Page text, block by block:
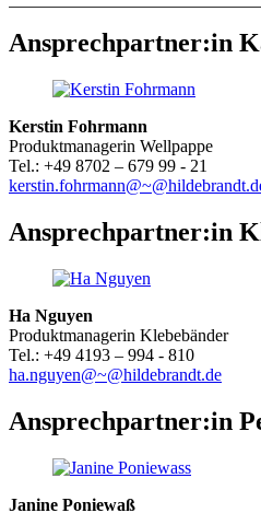
Ansprechpartner:in
Kerstin Fohrmann
Produktmanagerin Wellpappe
Tel.: +49 8702 – 679 99 - 21
Ansprechpartner:in
Ha Nguyen
Produktmanagerin Klebebänder
Tel.: +49 4193 – 994 - 810
ha.nguyen@~@hildebrandt.de
Ansprechpartner:in
Janine Poniewaß